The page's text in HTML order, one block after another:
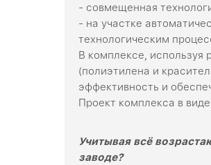
- совмещенная
- на участке
технологическим
В комплексе,
(полиэтилена и
эффективность и
Проект комплекса в
Учитывая всё
заводе?